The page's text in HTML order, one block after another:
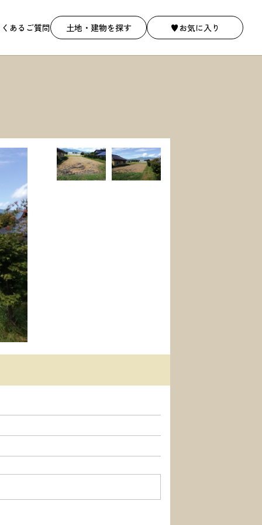
あるご質問 土地・建物を探す ♥お気に入り